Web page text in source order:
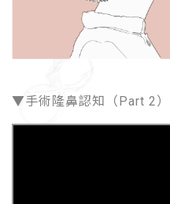
▼手術隆鼻認知（Part 2）